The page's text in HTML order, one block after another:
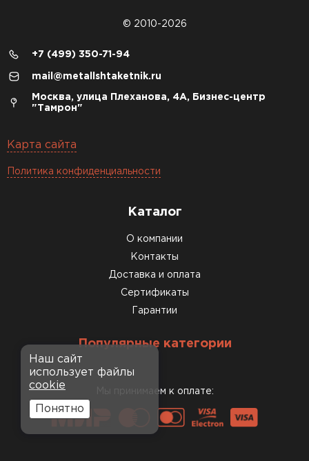
© 2010-2026
+7 (499) 350-71-94
mail@metallshtaketnik.ru
Москва, улица Плеханова, 4А, Бизнес-центр
"Тамрон"
Карта сайта
Политика конфиденциальности
Каталог
О компании
Контакты
Доставка и оплата
Сертификаты
Гарантии
Популярные категории
Мы принимаем к оплате:
Наш сайт
использует файлы
cookie
Понятно